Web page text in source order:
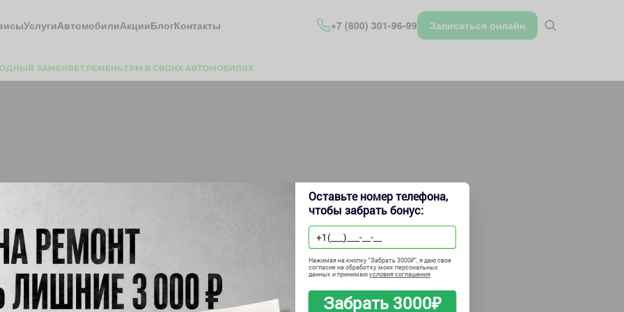
УслугиАвтомобилиАкцииБлогКонтакты +7 (800) 301-96-99 Записаться онлайн
ЗАМЕНЯЕТ РЕМЕНЬ ГРМ В СВОИХ АВТОМОБИЛЯХ
ремень ГРМ в своих
Оставьте номер телефона,
чтобы забрать бонус:
Нажимая на кнопку "Забрать 3000₽", я даю свое
согласие на обработку моих персональных
данных и принимаюусловия соглашения
Забрать 3000₽